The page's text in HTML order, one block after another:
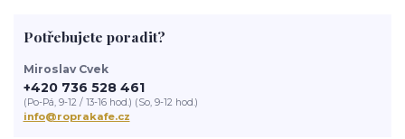
Potřebujete poradit?
Miroslav Cvek
+420 736 528 461
(Po-Pá, 9-12 / 13-16 hod.) (So, 9-12 hod.)
info@roprakafe.cz